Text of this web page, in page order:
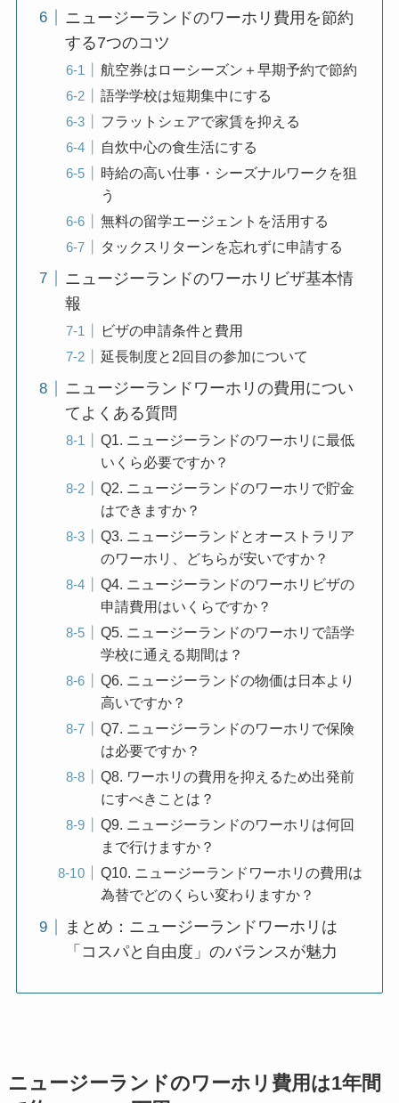
ニュージーランドのワーホリ費用を節約
する7つのコツ
航空券はローシーズン＋早期予約で節約
語学学校は短期集中にする
フラットシェアで家賃を抑える
自炊中心の食生活にする
時給の高い仕事・シーズナルワークを狙
う
無料の留学エージェントを活用する
タックスリターンを忘れずに申請する
ニュージーランドのワーホリビザ基本情
報
ビザの申請条件と費用
延長制度と2回目の参加について
ニュージーランドワーホリの費用につい
てよくある質問
Q1. ニュージーランドのワーホリに最低
いくら必要ですか？
Q2. ニュージーランドのワーホリで貯金
はできますか？
Q3. ニュージーランドとオーストラリア
のワーホリ、どちらが安いですか？
Q4. ニュージーランドのワーホリビザの
申請費用はいくらですか？
Q5. ニュージーランドのワーホリで語学
学校に通える期間は？
Q6. ニュージーランドの物価は日本より
高いですか？
Q7. ニュージーランドのワーホリで保険
は必要ですか？
Q8. ワーホリの費用を抑えるため出発前
にすべきことは？
Q9. ニュージーランドのワーホリは何回
まで行けますか？
Q10. ニュージーランドワーホリの費用は
為替でどのくらい変わりますか？
まとめ：ニュージーランドワーホリは
「コスパと自由度」のバランスが魅力
ニュージーランドのワーホリ費用は1年間